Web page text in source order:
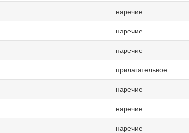
наречие
наречие
наречие
прилагательное
наречие
наречие
наречие